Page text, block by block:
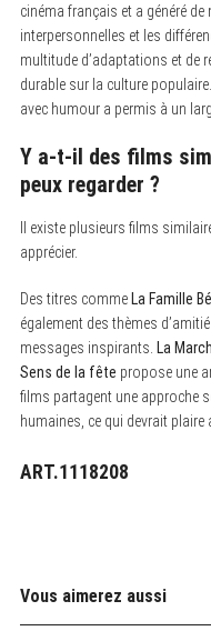
cinéma français et a généré
interpersonnelles et les
multitude d’adaptations et de
durable sur la culture
avec humour a permis à un
Y a-t-il des films
peux regarder ?
Il existe plusieurs films
apprécier.
Des titres commeLa Famille
également des thèmes
messages inspirants. La
Sens de la fête propose une
films partagent une approche
humaines, ce qui devrait plaire
ART.1118208
Vous aimerez aussi